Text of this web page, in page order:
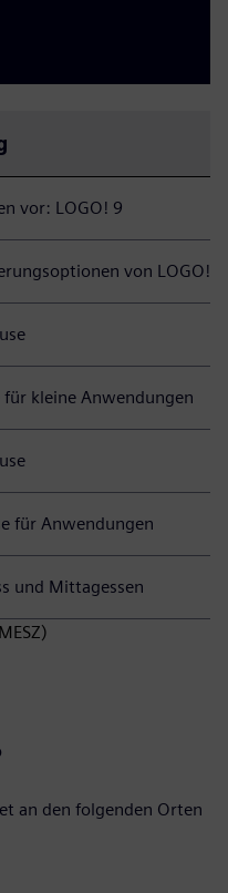
vor: LOGO! 9
von LOGO!
kleine Anwendungen
für Anwendungen
und Mittagessen
an den folgenden Orten